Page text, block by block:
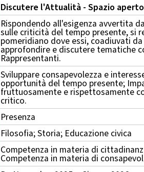
Discutere l'Attualità - Spazio aperto
Rispondendo all'esigenza avvertita
sulle criticità del tempo presente, si
pomeridiano dove essi, coadiuvati
approfondire e discutere tematiche
Rappresentanti.
Sviluppare consapevolezza e
opportunità del tempo presente;
fruttuosamente e rispettosamente
critico.
Presenza
Filosofia; Storia; Educazione civica
Competenza in materia di
Competenza in materia di